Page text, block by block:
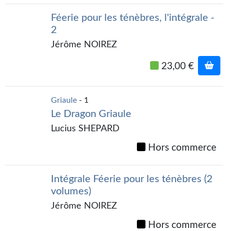
Féerie pour les ténèbres, l'intégrale -
2
Jérôme NOIREZ
23,00 €
Griaule - 1
Le Dragon Griaule
Lucius SHEPARD
Hors commerce
Intégrale Féerie pour les ténèbres (2
volumes)
Jérôme NOIREZ
Hors commerce